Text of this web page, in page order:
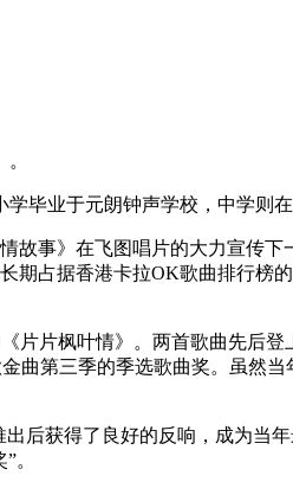
毕业于元朗钟声学校，中学则
事》在飞图唱片的大力宣传下
占据香港卡拉OK歌曲排行榜
片枫叶情》。两首歌曲先后登
第三季的季选歌曲奖。虽然当
后获得了良好的反响，成为当
。